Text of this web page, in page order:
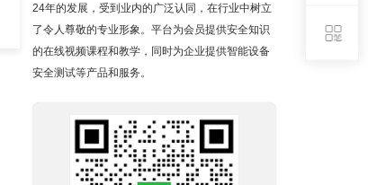
24年的发展，受到业内的广泛认同，在行业中树立
了令人尊敬的专业形象。平台为会员提供安全知识
的在线视频课程和教学，同时为企业提供智能设备
安全测试等产品和服务。